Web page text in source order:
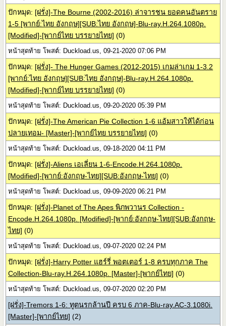
ปักหมุด: [ฝรั่ง]-The Bourne (2002-2016) ล่าจารชน ยอดคนอันตราย
1-5 [พากย์:ไทย อังกฤษ][SUB:ไทย อังกฤษ]-Blu-ray.H.264.1080p.
[Modified]-[พากย์ไทย บรรยายไทย] (0)
หน้าสุดท้าย โพสต์: Duckload.us, 09-21-2020 07:06 PM
ปักหมุด: [ฝรั่ง]- The Hunger Games (2012-2015) เกมล่าเกม 1-3.2
[พากย์:ไทย อังกฤษ][SUB:ไทย อังกฤษ]-Blu-ray.H.264.1080p.
[Modified]-[พากย์ไทย บรรยายไทย] (0)
หน้าสุดท้าย โพสต์: Duckload.us, 09-20-2020 05:39 PM
ปักหมุด: [ฝรั่ง]-The American Pie Collection 1-6 แอ้มสาวให้ได้ก่อน
ปลายเทอม- [Master]-[พากย์ไทย บรรยายไทย] (0)
หน้าสุดท้าย โพสต์: Duckload.us, 09-18-2020 04:11 PM
ปักหมุด: [ฝรั่ง]-Aliens เอเลี่ยน 1-6-Encode.H.264.1080p.
[Modified]-[พากย์:อังกฤษ-ไทย][SUB:อังกฤษ-ไทย] (0)
หน้าสุดท้าย โพสต์: Duckload.us, 09-09-2020 06:21 PM
ปักหมุด: [ฝรั่ง]-Planet of The Apes พิภพวานร Collection -
Encode.H.264.1080p. [Modified]-[พากย์:อังกฤษ-ไทย][SUB:อังกฤษ-
ไทย] (0)
หน้าสุดท้าย โพสต์: Duckload.us, 09-07-2020 02:24 PM
ปักหมุด: [ฝรั่ง]-Harry Potter แฮร์รี่ พอตเตอร์ 1-8 ครบทุกภาค The
Collection-Blu-ray.H.264.1080p. [Master]-[พากย์ไทย] (0)
หน้าสุดท้าย โพสต์: Duckload.us, 09-07-2020 02:20 PM
[ฝรั่ง]-Tremors 1-6: ทูตนรกล้านปี ครบ 6 ภาค-Blu-ray.AC-3.1080i.
[Master]-[พากย์ไทย] (2)